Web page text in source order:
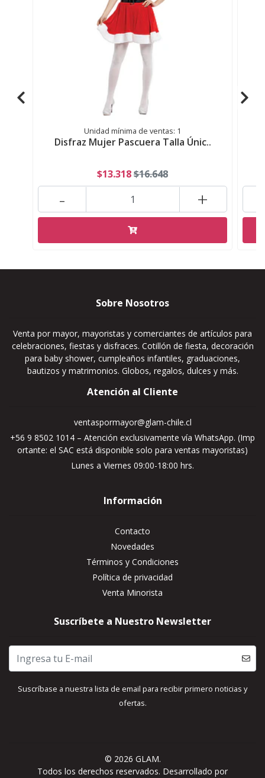
Unidad mínima de ventas: 1
Disfraz Mujer Pascuera Talla Únic..
$13.318$16.648
+
-
Sobre Nosotros
Venta por mayor, mayoristas y comerciantes de artículos para
celebraciones, fiestas y disfraces. Cotillón de fiesta, decoración
para baby shower, cumpleaños infantiles, graduaciones,
bautizos y matrimonios. Globos, regalos, dulces y más.
Atención al Cliente
ventaspormayor@glam-chile.cl
+56 9 8502 1014 – Atención exclusivamente vía WhatsApp. (Imp
ortante: el SAC está disponible solo para ventas mayoristas)
Lunes a Viernes 09:00-18:00 hrs.
Información
Contacto
Novedades
Términos y Condiciones
Política de privacidad
Venta Minorista
Suscríbete a Nuestro Newsletter
Suscríbase a nuestra lista de email para recibir primero noticias y
ofertas.
© 2026 GLAM.
Todos los derechos reservados. Desarrollado por